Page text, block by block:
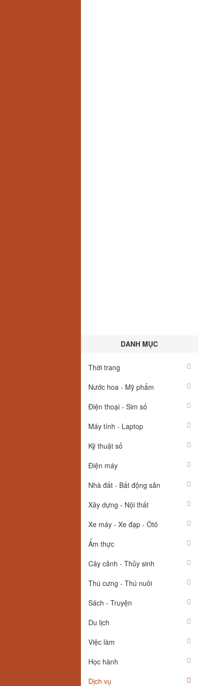
DANH MỤC
Thời trang
Nước hoa - Mỹ phẩm
Điện thoại - Sim số
Máy tính - Laptop
Kỹ thuật số
Điện máy
Nhà đất - Bất động sản
Xây dựng - Nội thất
Xe máy - Xe đạp - Ôtô
Ẩm thực
Cây cảnh - Thủy sinh
Thú cưng - Thú nuôi
Sách - Truyện
Du lịch
Việc làm
Học hành
Dịch vụ